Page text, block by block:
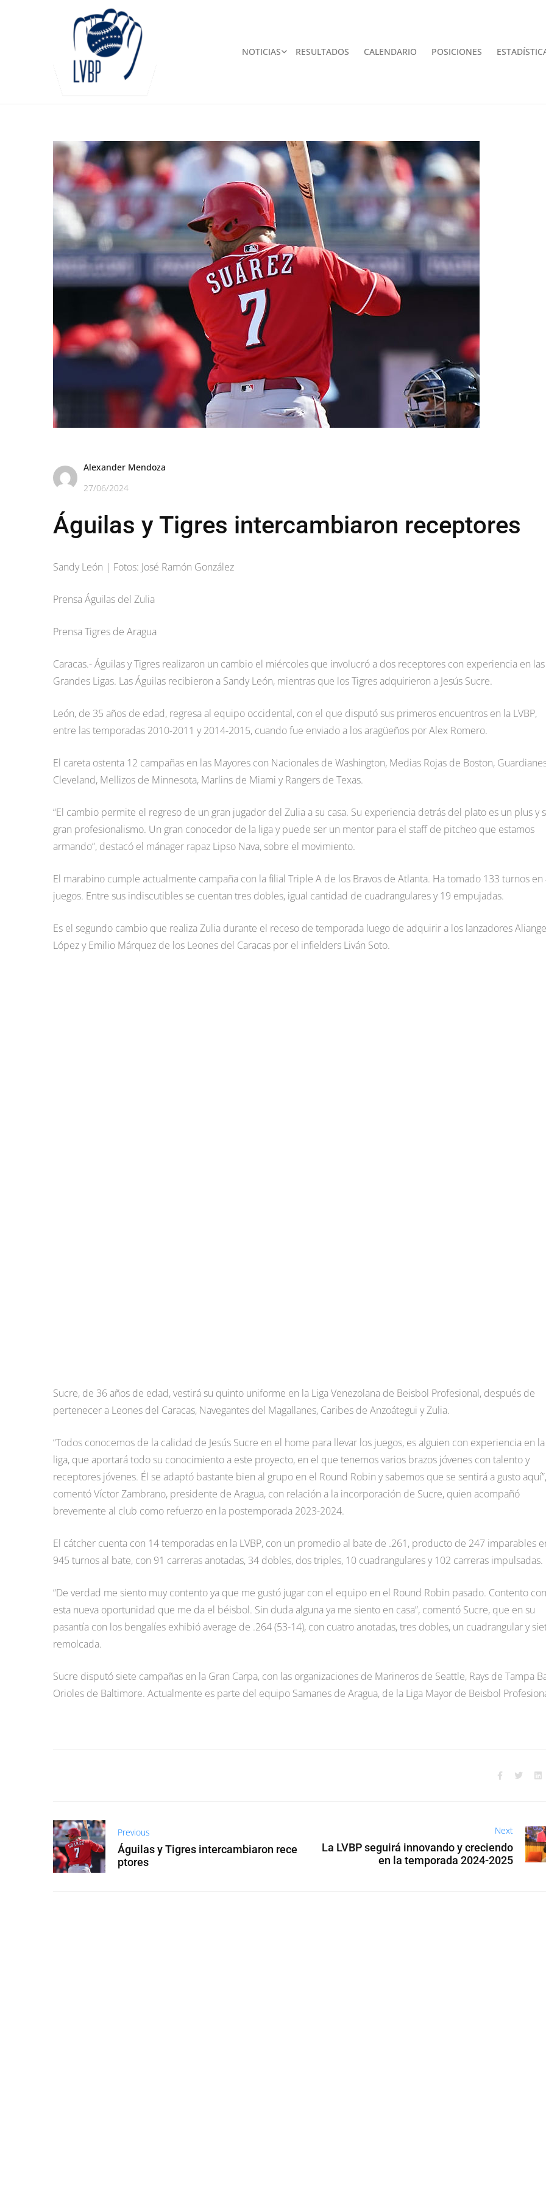
NOTICIAS RESULTADOS CALENDARIO POSICIONES
Alexander Mendoza
27/06/2024
Águilas y Tigres intercambiaron receptores
Sandy León | Fotos: José Ramón González
Prensa Águilas del Zulia
Prensa Tigres de Aragua
Caracas.- Águilas y Tigres realizaron un cambio el miércoles que involucró a dos receptores con experiencia en las
Grandes Ligas. Las Águilas recibieron a Sandy León, mientras que los Tigres adquirieron a Jesús Sucre.
León, de 35 años de edad, regresa al equipo occidental, con el que disputó sus primeros encuentros en la LVBP,
entre las temporadas 2010-2011 y 2014-2015, cuando fue enviado a los aragüeños por Alex Romero.
El careta ostenta 12 campañas en las Mayores con Nacionales de Washington, Medias Rojas de Boston,
Cleveland, Mellizos de Minnesota, Marlins de Miami y Rangers de Texas.
“El cambio permite el regreso de un gran jugador del Zulia a su casa. Su experiencia detrás del plato es un plus y
gran profesionalismo. Un gran conocedor de la liga y puede ser un mentor para el staff de pitcheo que estamos
armando”, destacó el mánager rapaz Lipso Nava, sobre el movimiento.
El marabino cumple actualmente campaña con la filial Triple A de los Bravos de Atlanta. Ha tomado 133 turnos en
juegos. Entre sus indiscutibles se cuentan tres dobles, igual cantidad de cuadrangulares y 19 empujadas.
Es el segundo cambio que realiza Zulia durante el receso de temporada luego de adquirir a los lanzadores
López y Emilio Márquez de los Leones del Caracas por el infielders Liván Soto.
Sucre, de 36 años de edad, vestirá su quinto uniforme en la Liga Venezolana de Beisbol Profesional, después de
pertenecer a Leones del Caracas, Navegantes del Magallanes, Caribes de Anzoátegui y Zulia.
“Todos conocemos de la calidad de Jesús Sucre en el home para llevar los juegos, es alguien con experiencia en la
liga, que aportará todo su conocimiento a este proyecto, en el que tenemos varios brazos jóvenes con talento y
receptores jóvenes. Él se adaptó bastante bien al grupo en el Round Robin y sabemos que se sentirá a gusto aquí”,
comentó Víctor Zambrano, presidente de Aragua, con relación a la incorporación de Sucre, quien acompañó
brevemente al club como refuerzo en la postemporada 2023-2024.
El cátcher cuenta con 14 temporadas en la LVBP, con un promedio al bate de .261, producto de 247 imparables
945 turnos al bate, con 91 carreras anotadas, 34 dobles, dos triples, 10 cuadrangulares y 102 carreras impulsadas.
“De verdad me siento muy contento ya que me gustó jugar con el equipo en el Round Robin pasado. Contento con
esta nueva oportunidad que me da el béisbol. Sin duda alguna ya me siento en casa”, comentó Sucre, que en su
pasantía con los bengalíes exhibió average de .264 (53-14), con cuatro anotadas, tres dobles, un cuadrangular y
remolcada.
Sucre disputó siete campañas en la Gran Carpa, con las organizaciones de Marineros de Seattle, Rays de Tampa
Orioles de Baltimore. Actualmente es parte del equipo Samanes de Aragua, de la Liga Mayor de Beisbol
Previous
Águilas y Tigres intercambiaron rece
ptores
Next
La LVBP seguirá innovando y creciendo
en la temporada 2024-2025